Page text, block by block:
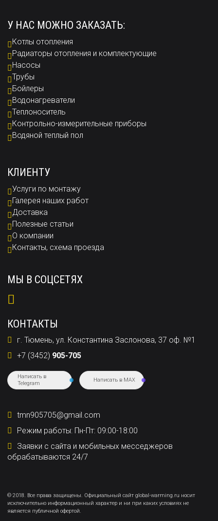
У НАС МОЖНО ЗАКАЗАТЬ:
Котлы отопления
Радиаторы отопления и комплектующие
Насосы
Трубы
Бойлеры
Водонагреватели
Теплоноситель
Контрольно-измерительные приборы
Водяной теплый пол
КЛИЕНТУ
Услуги по монтажу
Галерея наших работ
Доставка
Полезные статьи
О компании
Контакты, схема проезда
МЫ В СОЦСЕТЯХ
КОНТАКТЫ
г. Тюмень, ул. Константина Заслонова, 37 оф. №1
+7 (3452) 905-705
Написать в
Telegram
Написать в MAX
tmn905705@gmail.com
Режим работы: Пн-Пт: 09:00-18:00
Заявки с сайта и мобильных месседжеров
обрабатываются 24/7
© 2018. Все права защищены. Официальный сайт global-warming.ru носит
исключительно информационный характер и ни при каких условиях не
является публичной офертой.